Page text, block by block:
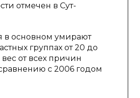
отмечен в Сут-
в основном умирают
группах от 20 до
от всех причин
с 2006 годом